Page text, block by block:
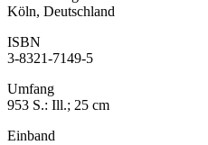
Köln, Deutschland
ISBN
3-8321-7149-5
Umfang
953 S.: Ill.; 25 cm
Einband